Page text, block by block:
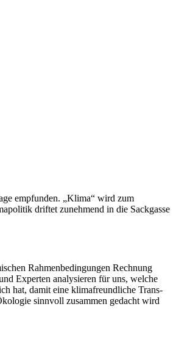
empfunden. „Klima“ wird zum
driftet zunehmend in die Sackgasse
Rahmen­be­din­gungen Rechnung
Experten analy­sieren für uns, welche
hat, damit eine klima­freund­liche Trans­
sinnvoll zusammen gedacht wird